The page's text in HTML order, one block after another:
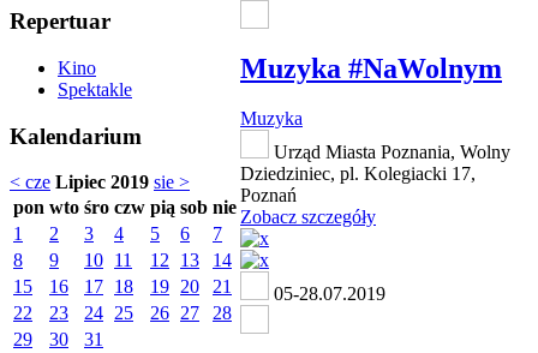
Repertuar
Kino
Spektakle
Kalendarium
< cze Lipiec 2019 sie >
pon wto śro czw pią sob nie
1
2 3 4 5 6
7
8
9 10 11 12 13
14
15
16 17 18 19 20
21
22
23 24 25 26 27
28
29
30 31
Muzyka #NaWolnym
Muzyka
Urząd Miasta Poznania, Wolny
Dziedziniec, pl. Kolegiacki 17,
Poznań
Zobacz szczegóły
05-28.07.2019